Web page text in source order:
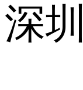
深